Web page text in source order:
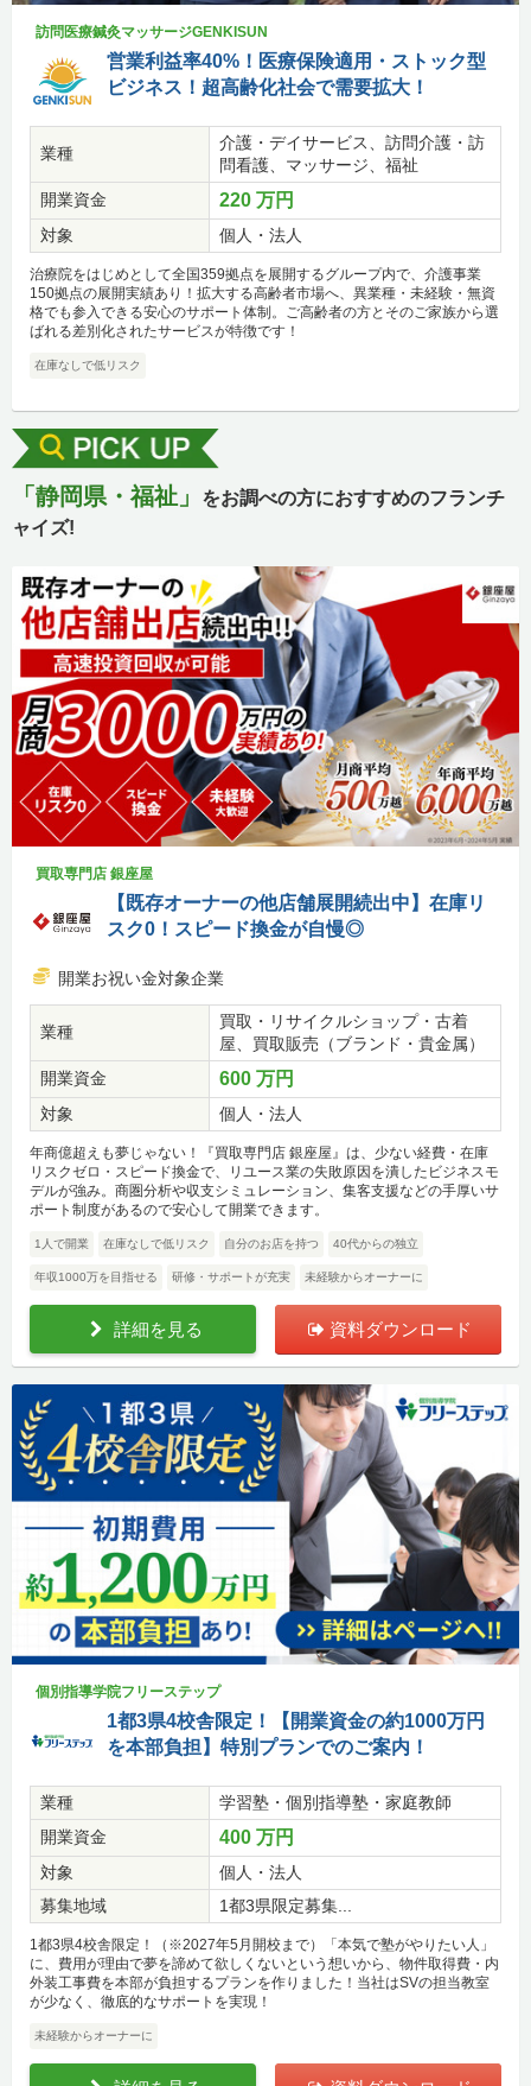
訪問医療鍼灸マッサージGENKISUN
営業利益率40%！医療保険適用・ストック型
ビジネス！超高齢化社会で需要拡大！
業種
介護・デイサービス、訪問介護・訪
問看護、マッサージ、福祉
開業資金
220 万円
対象 個人・法人
治療院をはじめとして全国359拠点を展開するグループ内で、介護事業
150拠点の展開実績あり！拡大する高齢者市場へ、異業種・未経験・無資
格でも参入できる安心のサポート体制。ご高齢者の方とそのご家族から選
ばれる差別化されたサービスが特徴です！
在庫なしで低リスク
「静岡県・福祉」
をお調べの方におすすめのフランチ
ャイズ!
買取専門店 銀座屋
【既存オーナーの他店舗展開続出中】在庫リ
スク0！スピード換金が自慢◎
開業お祝い金対象企業
業種
買取・リサイクルショップ・古着
屋、買取販売（ブランド・貴金属）
開業資金
600 万円
対象 個人・法人
年商億超えも夢じゃない！『買取専門店 銀座屋』は、少ない経費・在庫
リスクゼロ・スピード換金で、リユース業の失敗原因を潰したビジネスモ
デルが強み。商圏分析や収支シミュレーション、集客支援などの手厚いサ
ポート制度があるので安心して開業できます。
1人で開業 在庫なしで低リスク 自分のお店を持つ 40代からの独立
年収1000万を目指せる 研修・サポートが充実 未経験からオーナーに
詳細を見る 資料ダウンロード
個別指導学院フリーステップ
1都3県4校舎限定！【開業資金の約1000万円
を本部負担】特別プランでのご案内！
業種
学習塾・個別指導塾・家庭教師
開業資金
400 万円
対象
個人・法人
募集地域
1都3県限定募集...
1都3県4校舎限定！（※2027年5月開校まで）「本気で塾がやりたい人」
に、費用が理由で夢を諦めて欲しくないという想いから、物件取得費・内
外装工事費を本部が負担するプランを作りました！当社はSVの担当教室
が少なく、徹底的なサポートを実現！
未経験からオーナーに